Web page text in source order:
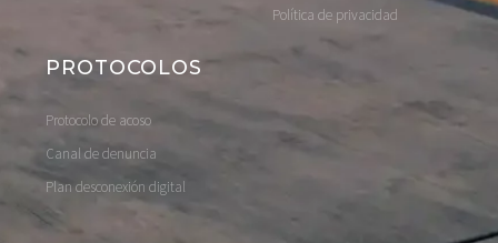
Política de privacidad
PROTOCOLOS
Protocolo de acoso
Canal de denuncia
Plan desconexión digital